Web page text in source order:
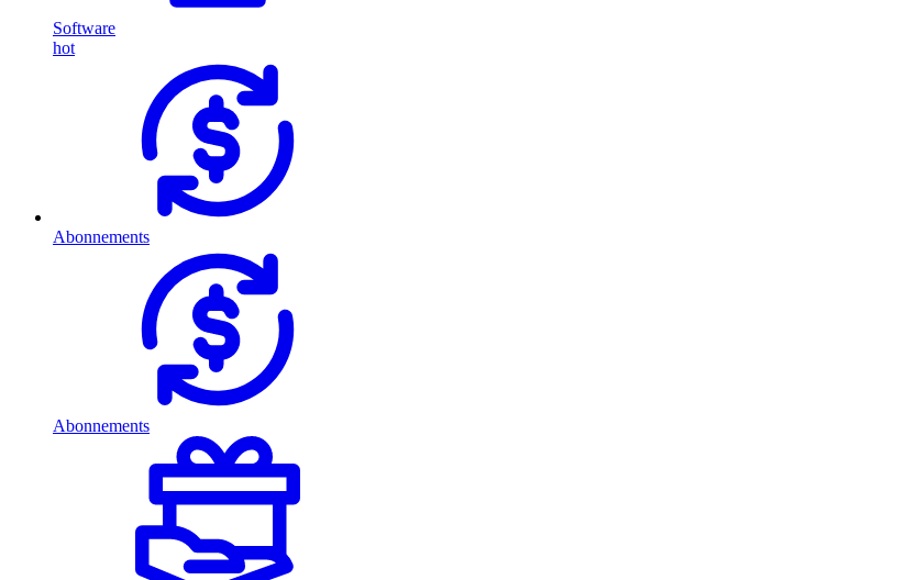
Software
hot
Abonnements
Abonnements